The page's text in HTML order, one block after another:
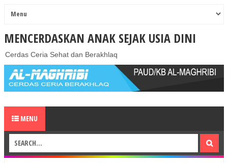
MENCERDASKAN ANAK SEJAK USIA DINI
Cerdas Ceria Sehat dan Berakhlaq
MENU